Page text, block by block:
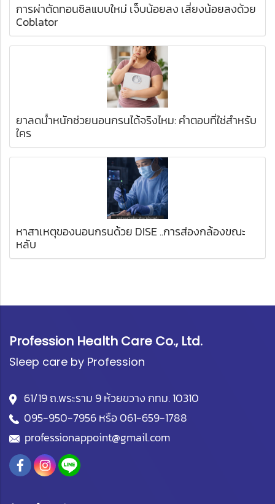
การผ่าตัดทอนซิลแบบใหม่ เจ็บน้อยลง เสี่ยงน้อยลงด้วย
Coblator
ยาลดน้ำหนักช่วยนอนกรนได้จริงไหม: คำตอบที่ใช่สำหรับ
ใคร
หาสาเหตุของนอนกรนด้วย DISE ..การส่องกล้องขณะ
หลับ
Profession Health Care Co., Ltd.
Sleep care by Profession
61/19 ถ.พระราม 9 ห้วยขวาง กทม. 10310
095-950-7956หรือ061-659-1788
professionappoint@gmail.com